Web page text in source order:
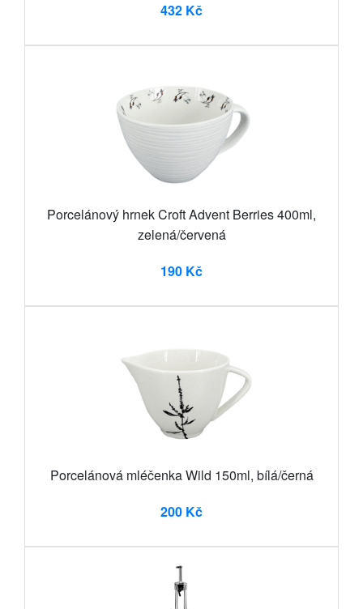
432 Kč
Porcelánový hrnek Croft Advent Berries 400ml,
zelená/červená
190 Kč
Porcelánová mléčenka Wild 150ml, bílá/černá
200 Kč